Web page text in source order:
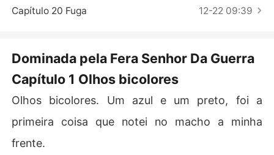
que quase bateu em um carro, desviando no último seg
ereceu um lenço para que se limpasse.
ão explosiva contra mim.
a.
Capítulo 20 Fuga 12-22 09:39
Dominada pela Fera Senhor Da Guerra
Capítulo 1 Olhos bicolores
Olhos bicolores. Um azul e um preto, foi a
primeira coisa que notei no macho a minha
frente.